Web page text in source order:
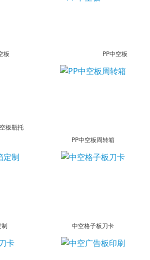
板 PP中空板
板瓶托
PP中空板周转箱
中空格子板刀卡